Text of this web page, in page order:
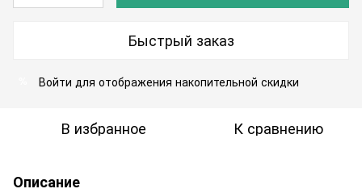
Быстрый заказ
Войти для отображения накопительной скидки
В избранное К сравнению
Описание